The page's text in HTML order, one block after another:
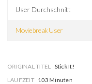
User Durchschnitt
Moviebreak User
ORIGINAL TITEL Stick It!
LAUFZEIT 103 Minuten